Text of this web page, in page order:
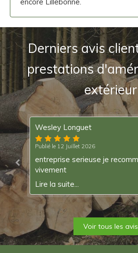
Derniers avis
prestations
extérieur
Wesley Longuet
Publié le 12 Juillet 2026
entreprise serieuse je
vivement
Lire la suite...
Voir tous les avis